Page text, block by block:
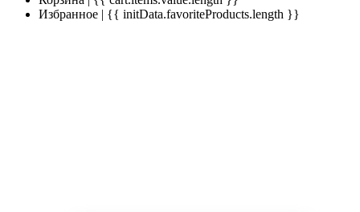
Избранное | {{ initData.favoriteProducts.length }}